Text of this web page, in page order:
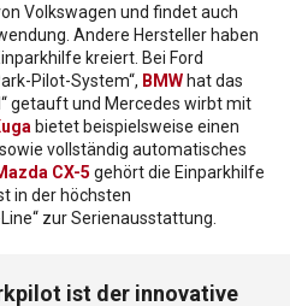
Volkswagen und findet auch
Andere Hersteller haben
kreiert. Bei Ford
Pilot-System“, BMW hat das
getauft und Mercedes wirbt mit
bietet beispielsweise einen
vollständig automatisches
CX-5 gehört die Einparkhilfe
in der höchsten
zur Serienausstattung.
ist der innovative